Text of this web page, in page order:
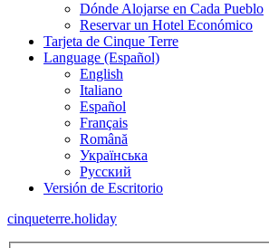
Dónde Alojarse en Cada Pueblo
Reservar un Hotel Económico
Tarjeta de Cinque Terre
Language (Español)
English
Italiano
Español
Français
Română
Українська
Русский
Versión de Escritorio
cinqueterre.holiday